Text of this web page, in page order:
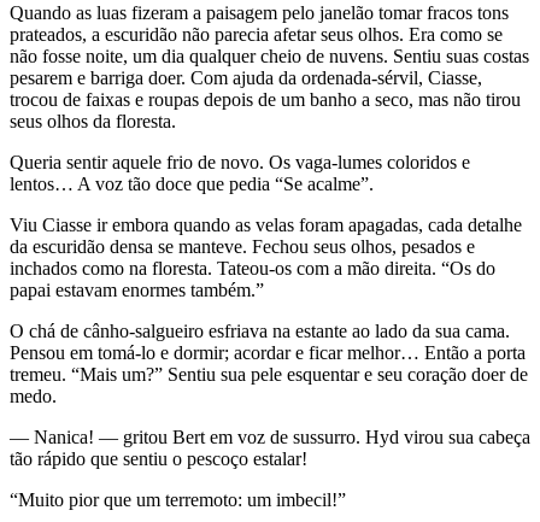
Quando as luas fizeram a paisagem pelo janelão tomar fracos tons
prateados, a escuridão não parecia afetar seus olhos. Era como se
não fosse noite, um dia qualquer cheio de nuvens. Sentiu suas costas
pesarem e barriga doer. Com ajuda da ordenada-sérvil, Ciasse,
trocou de faixas e roupas depois de um banho a seco, mas não tirou
seus olhos da floresta.
Queria sentir aquele frio de novo. Os vaga-lumes coloridos e
lentos… A voz tão doce que pedia “Se acalme”.
Viu Ciasse ir embora quando as velas foram apagadas, cada detalhe
da escuridão densa se manteve. Fechou seus olhos, pesados e
inchados como na floresta. Tateou-os com a mão direita. “Os do
papai estavam enormes também.”
O chá de cânho-salgueiro esfriava na estante ao lado da sua cama.
Pensou em tomá-lo e dormir; acordar e ficar melhor… Então a porta
tremeu. “Mais um?” Sentiu sua pele esquentar e seu coração doer de
medo.
— Nanica! — gritou Bert em voz de sussurro. Hyd virou sua cabeça
tão rápido que sentiu o pescoço estalar!
“Muito pior que um terremoto: um imbecil!”